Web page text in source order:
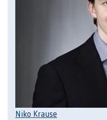
Niko Krause